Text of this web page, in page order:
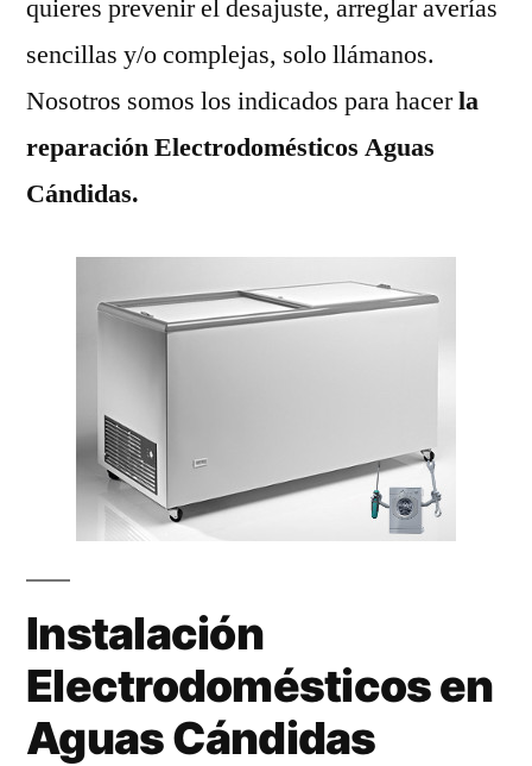
quieres prevenir el desajuste, arreglar averías
sencillas y/o complejas, solo llámanos.
Nosotros somos los indicados para hacerla
reparación Electrodomésticos Aguas
Cándidas.
Instalación
Electrodomésticos en
Aguas Cándidas